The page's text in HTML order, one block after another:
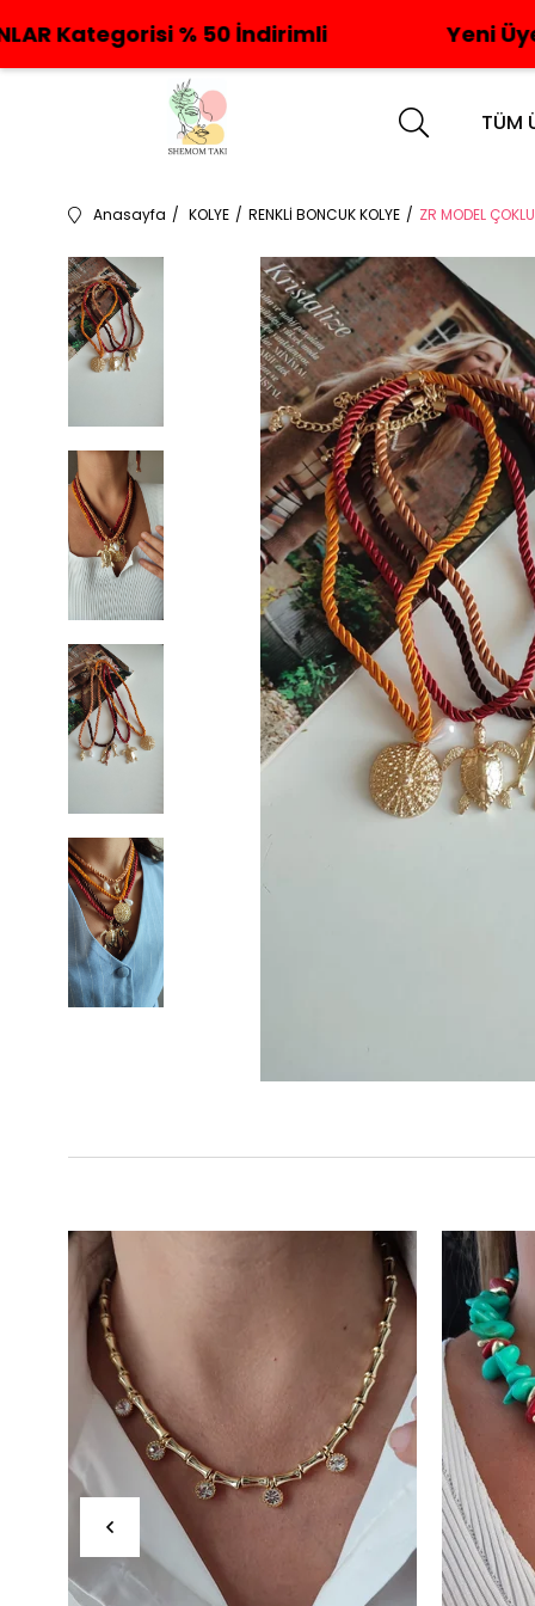
% 50 İndirimli Yeni Üyelere Özel
TÜM
Anasayfa KOLYE RENKLİ BONCUK KOLYE ZR MODEL